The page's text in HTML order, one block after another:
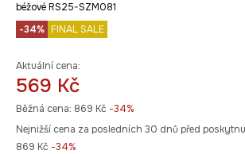
béžové RS25-SZM081
-34% FINAL SALE
Aktuální cena:
569 Kč
Běžná cena: 869 Kč -34%
Nejnižší cena za posledních 30 dnů před
869 Kč -34%